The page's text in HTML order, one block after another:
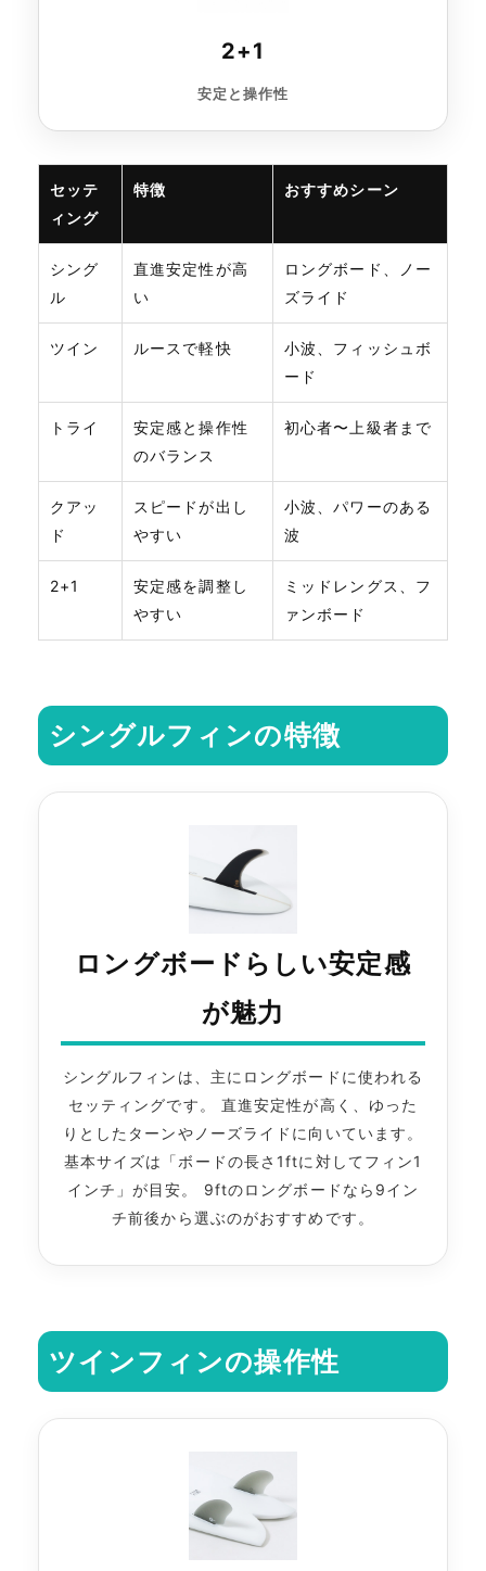
2+1
安定と操作性
セッテ
ィング
特徴 おすすめシーン
シング
ル
直進安定性が高
い
ロングボード、ノー
ズライド
ツイン ルースで軽快
小波、フィッシュボ
ード
トライ
安定感と操作性
のバランス
初心者〜上級者まで
クアッ
ド
スピードが出し
やすい
小波、パワーのある
波
2+1
安定感を調整し
やすい
ミッドレングス、フ
ァンボード
シングルフィンの特徴
ロングボードらしい安定感
が魅力
シングルフィンは、主にロングボードに使われる
セッティングです。 直進安定性が高く、ゆった
りとしたターンやノーズライドに向いています。
基本サイズは「ボードの長さ1ftに対してフィン1
インチ」が目安。 9ftのロングボードなら9イン
チ前後から選ぶのがおすすめです。
ツインフィンの操作性